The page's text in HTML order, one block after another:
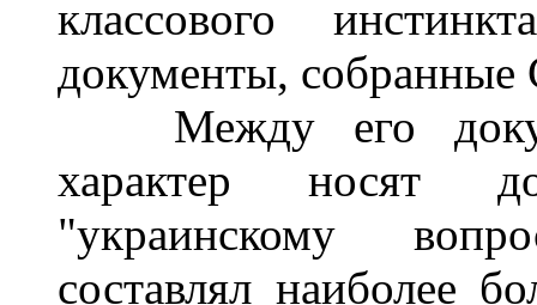
классового
документы,
Между его
характер носят
"украинскому
составлял наиболее